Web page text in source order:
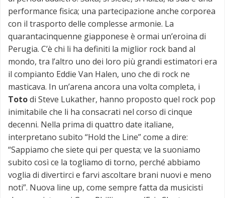
performance fisica; una partecipazione anche corporea
con il trasporto delle complesse armonie. La
quarantacinquenne giapponese è ormai un’eroina di
Perugia. C’è chi li ha definiti la miglior rock band al
mondo, tra l’altro uno dei loro più grandi estimatori era
il compianto Eddie Van Halen, uno che di rock ne
masticava. In un’arena ancora una volta completa, i
Totodi Steve Lukather, hanno proposto quel rock pop
inimitabile che li ha consacrati nel corso di cinque
decenni. Nella prima di quattro date italiane,
interpretano subito “Hold the Line” come a dire:
“Sappiamo che siete qui per questa; ve la suoniamo
subito così ce la togliamo di torno, perché abbiamo
voglia di divertirci e farvi ascoltare brani nuovi e meno
noti”. Nuova line up, come sempre fatta da musicisti